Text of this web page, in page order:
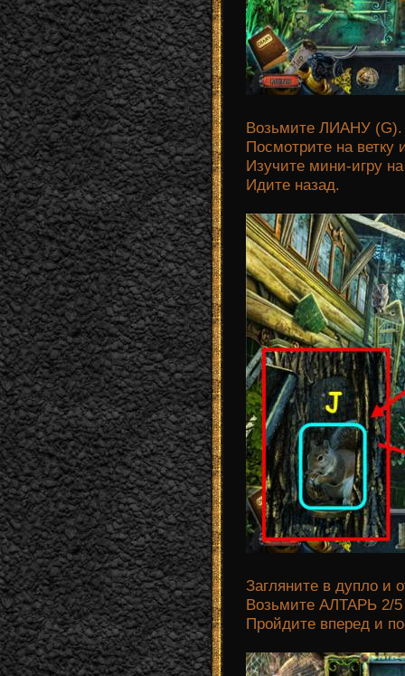
Возьмите ЛИАНУ (G).
Посмотрите на
Изучите мини-игру
Идите назад.
Загляните в дупло и
Возьмите АЛТАРЬ
Пройдите вперед и